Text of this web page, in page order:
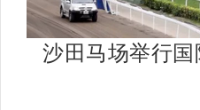
沙田马场举行